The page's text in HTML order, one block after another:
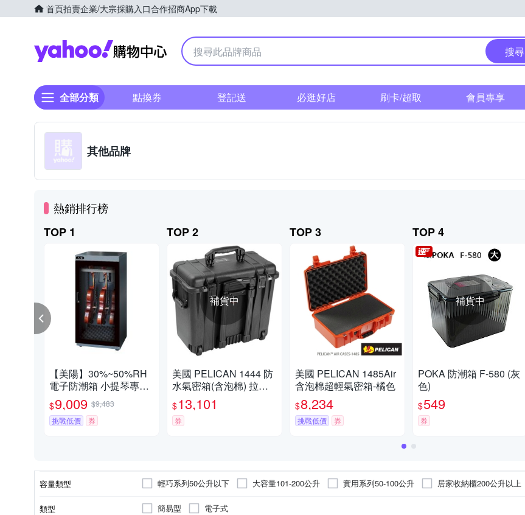
首頁拍賣企業/大宗採購入口合作招商App下載
Yahoo購物中心
搜尋
全部分類 點換券 登記送 必逛好店 刷卡/超取 會員專享
其他品牌
熱銷排行榜
TOP 1
【美陽】30%~50%RH
電子防潮箱 小提琴專用
( HC-190M )
$9,009 $9,483
挑戰低價
券
TOP 2
補貨中
美國 PELICAN 1444 防
水氣密箱(含泡棉) 拉桿
帶輪-黑色
$13,101
券
TOP 3
美國 PELICAN 1485Air
含泡棉超輕氣密箱-橘色
$8,234
挑戰低價 券
TOP 4
補貨中
POKA 防潮箱 F-580 (灰
色)
$549
券
容量類型 輕巧系列50公升以下 大容量101-200公升 實用系列50-100公升 居家收納櫃200公升以上
類型 簡易型 電子式